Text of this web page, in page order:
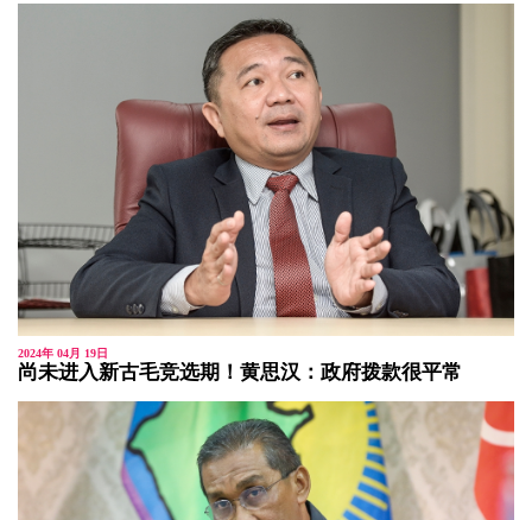
2024年 04月 19日
尚未进入新古毛竞选期！黄思汉：政府拨款很平常